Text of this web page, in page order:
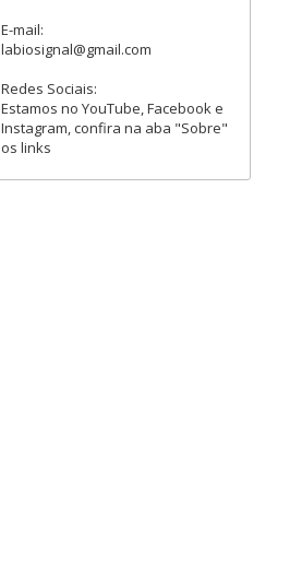
E-mail:
labiosignal@gmail.com
Redes Sociais:
Estamos no YouTube, Facebook e
Instagram, confira na aba "Sobre"
os links